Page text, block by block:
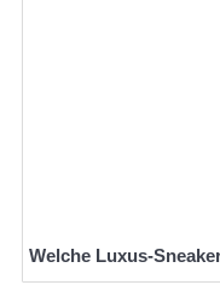
Welche Luxus-